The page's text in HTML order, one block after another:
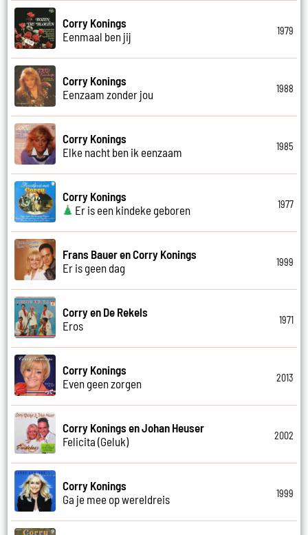
Corry Konings
Eenmaal ben jij
1979
Corry Konings
Eenzaam zonder jou
1988
Corry Konings
Elke nacht ben ik eenzaam
1985
Corry Konings
Er is een kindeke geboren
1977
Frans Bauer en Corry Konings
Er is geen dag
1999
Corry en De Rekels
Eros
1971
Corry Konings
Even geen zorgen
2013
Corry Konings en Johan Heuser
Felicita (Geluk)
2002
Corry Konings
Ga je mee op wereldreis
1999